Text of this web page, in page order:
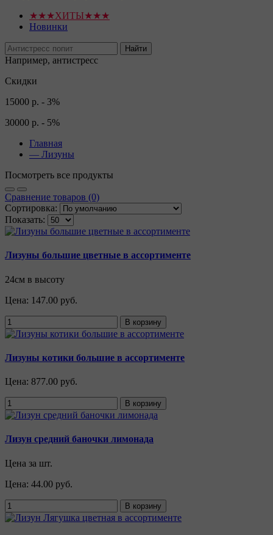
★★★ХИТЫ★★★
Новинки
Найти
Например, антистресс
Скидки
15000 р. - 3%
30000 р. - 5%
Главная
— Лизуны
Посмотреть все продукты
Сравнение товаров (0)
Сортировка:
Показать:
Лизуны большие цветные в ассортименте
24см в высоту
Цена: 147.00 руб.
Лизуны котики большие в ассортименте
Цена: 877.00 руб.
Лизун средний баночки лимонада
Цена за шт.
Цена: 44.00 руб.